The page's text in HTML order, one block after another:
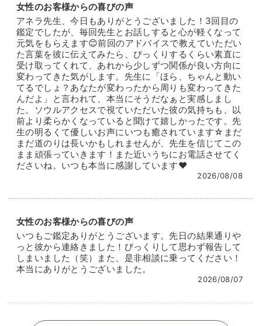
ご相談者様のためにお持ちの力を全て注いでくれる
ANELA先生との出会いこそが
叶えたい未来の一歩となるでしょう。
女性のお客様からの喜びの声
アネラ先生、今日もありがとうございました！3回目の
鑑定でしたが、毎回先生とお話しすると心が軽くなって
元気をもらえます😊前回のアドバイスで教えていただい
た言葉を彼に伝えてみたら、びっくりするくらい素直に
受け取ってくれて、あれから少しずつ関係が良い方向に
変わってきた気がします。先生に「ほら、ちゃんと動い
てるでしょ？あなたが変わったから周りも変わってきた
んだよ」と言われて、本当にそうだなぁと実感しまし
た。ソウルアクセスで視ていただいた彼の気持ちも、以
前より柔らかくなっていると聞けて嬉しかったです。先
生の明るくて優しいお声にいつも癒されています☆まだ
まだ道のりは長いかもしれませんが、先生を信じてこの
まま頑張っていきます！また近いうちにお電話させてく
ださいね。いつも本当に感謝しています❤️
2026/08/08
女性のお客様からの喜びの声
いつもご鑑定ありがとうございます。先日の結果通りや
っと彼から連絡きました！びっくりして思わず報告して
しまいました（笑）また、是非相談に乗ってください！
本当にありがとうございました。
2026/08/07